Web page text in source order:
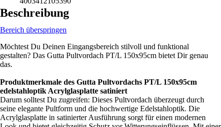
Beschreibung
Bereich überspringen
Möchtest Du Deinen Eingangsbereich stilvoll und funktional
gestalten? Das Gutta Pultvordach PT/L 150x95cm bietet Dir genau
das.
Produktmerkmale des Gutta Pultvordachs PT/L 150x95cm
edelstahloptik Acrylglasplatte satiniert
Darum solltest Du zugreifen: Dieses Pultvordach überzeugt durch
seine elegante Pultform und die hochwertige Edelstahloptik. Die
Acrylglasplatte in satinierter Ausführung sorgt für einen modernen